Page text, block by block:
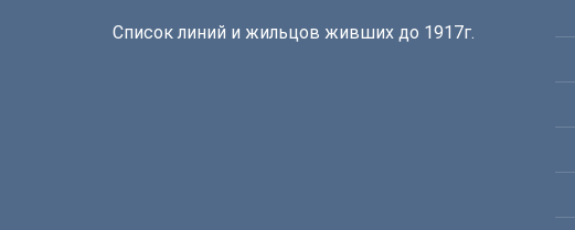
Список линий и жильцов живших до 1917г.